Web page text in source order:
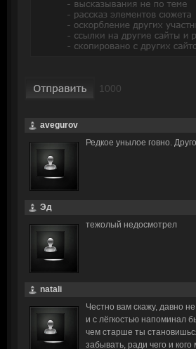
avegurov
Редкое унылое говно.
Эд
тежолый недосмотрел
natali
Честно вам скажу, давно
и с лёгкостью напоминал
чем старше ты
забывать, ради чего и